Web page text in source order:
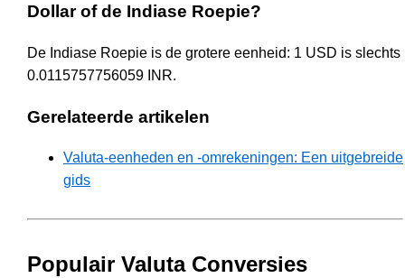
Dollar of de Indiase Roepie?
De Indiase Roepie is de grotere eenheid: 1 USD is slechts
0.0115757756059 INR.
Gerelateerde artikelen
Valuta-eenheden en -omrekeningen: Een uitgebreide
gids
Populair Valuta Conversies